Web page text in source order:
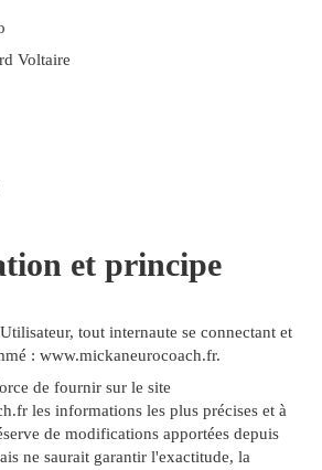
Voltaire
et principe
tout internaute se connectant et
: www.mickaneurocoach.fr.
de fournir sur le site
les informations les plus précises et à
de modifications apportées depuis
ne saurait garantir l'exactitude, la